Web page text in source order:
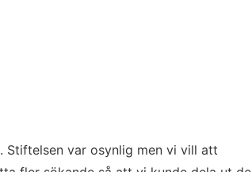
Stiftelsen var osynlig men vi vill att